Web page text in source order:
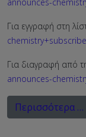
Για εγγραφή στη
Για διαγραφή από
announces-
Περισσότερα …